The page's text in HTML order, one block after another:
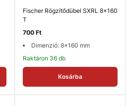
Fischer Rögzítődübel SXRL 8x160
T
700 Ft
Dimenzió: 8x160 mm
Raktáron 36 db
Kosárba